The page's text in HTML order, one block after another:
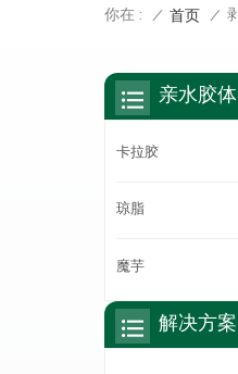
你在 : / 首页 /
亲水胶体
卡拉胶
琼脂
魔芋
解决方案